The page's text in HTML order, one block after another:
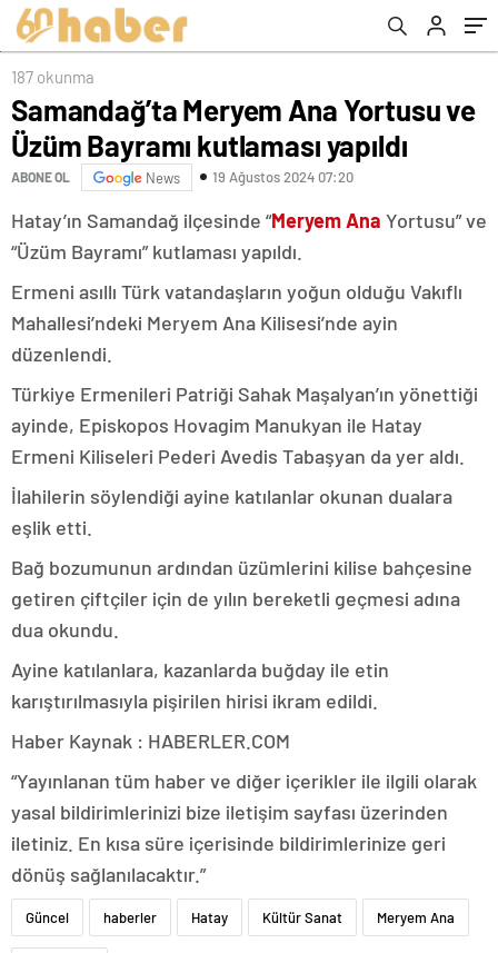
187 okunma
Samandağ’ta Meryem Ana Yortusu ve
Üzüm Bayramı kutlaması yapıldı
ABONE OL News 19 Ağustos 2024 07:20
Hatay’ın Samandağ ilçesinde “Meryem Ana Yortusu” ve
“Üzüm Bayramı” kutlaması yapıldı.
Ermeni asıllı Türk vatandaşların yoğun olduğu Vakıflı
Mahallesi’ndeki Meryem Ana Kilisesi’nde ayin
düzenlendi.
Türkiye Ermenileri Patriği Sahak Maşalyan’ın yönettiği
ayinde, Episkopos Hovagim Manukyan ile Hatay
Ermeni Kiliseleri Pederi Avedis Tabaşyan da yer aldı.
İlahilerin söylendiği ayine katılanlar okunan dualara
eşlik etti.
Bağ bozumunun ardından üzümlerini kilise bahçesine
getiren çiftçiler için de yılın bereketli geçmesi adına
dua okundu.
Ayine katılanlara, kazanlarda buğday ile etin
karıştırılmasıyla pişirilen hirisi ikram edildi.
Haber Kaynak : HABERLER.COM
“Yayınlanan tüm haber ve diğer içerikler ile ilgili olarak
yasal bildirimlerinizi bize iletişim sayfası üzerinden
iletiniz. En kısa süre içerisinde bildirimlerinize geri
dönüş sağlanılacaktır.”
Güncel haberler Hatay Kültür Sanat Meryem Ana